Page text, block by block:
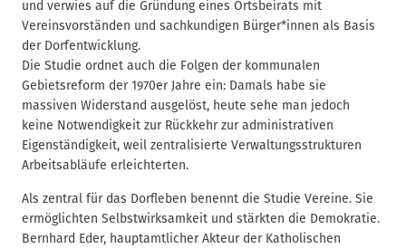
und verwies auf die Gründung eines Ortsbeirats mit
Vereinsvorständen und sachkundigen Bürger*innen als Basis
der Dorfentwicklung.
Die Studie ordnet auch die Folgen der kommunalen
Gebietsreform der 1970er Jahre ein: Damals habe sie
massiven Widerstand ausgelöst, heute sehe man jedoch
keine Notwendigkeit zur Rückkehr zur administrativen
Eigenständigkeit, weil zentralisierte Verwaltungsstrukturen
Arbeitsabläufe erleichterten.
Als zentral für das Dorfleben benennt die Studie Vereine. Sie
ermöglichten Selbstwirksamkeit und stärkten die Demokratie.
Bernhard Eder, hauptamtlicher Akteur der Katholischen